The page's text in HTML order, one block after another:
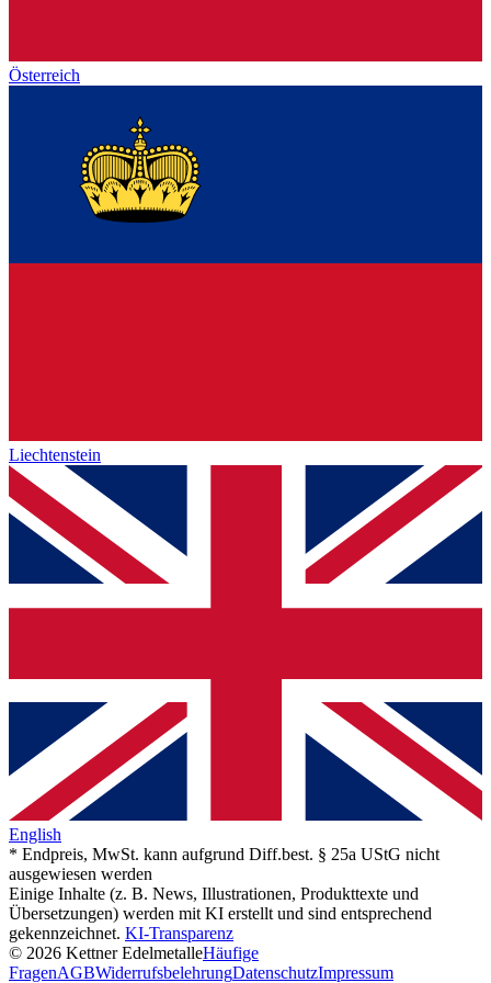
Österreich
Liechtenstein
English
* Endpreis, MwSt. kann aufgrund Diff.best. § 25a UStG nicht
ausgewiesen werden
Einige Inhalte (z. B. News, Illustrationen, Produkttexte und
Übersetzungen) werden mit KI erstellt und sind entsprechend
gekennzeichnet. KI-Transparenz
© 2026 Kettner EdelmetalleHäufige
FragenAGBWiderrufsbelehrungDatenschutzImpressum